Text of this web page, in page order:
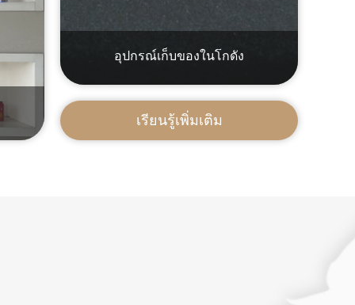
อุปกรณ์เก็บของในโกดัง
อ่านเพิ่มเติม
เรียนรู้เพิ่มเติม